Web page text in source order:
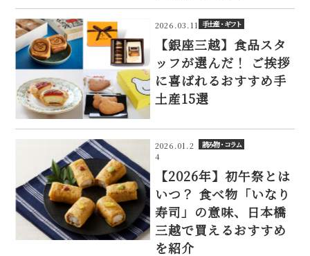
2026.03.11 手土産・ギフト
【銀座三越】食品スタ
ッフが選んだ！ ご挨拶
に喜ばれるおすすめ手
土産15選
2026.01.2
4
読み物・コラム
【2026年】初午祭とは
いつ？ 食べ物「いなり
寿司」の意味、日本橋
三越で買えるおすすめ
を紹介